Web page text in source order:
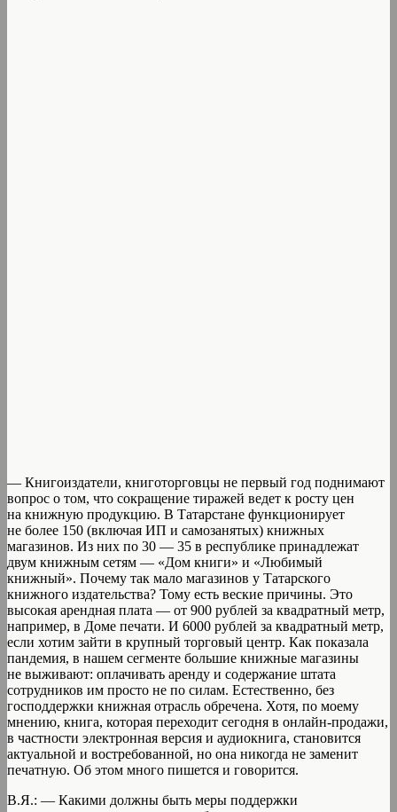
— Книгоиздатели, книготорговцы не первый год поднимают
вопрос о том, что сокращение тиражей ведет к росту цен
на книжную продукцию. В Татарстане функционирует
не более 150 (включая ИП и самозанятых) книжных
магазинов. Из них по 30 — 35 в республике принадлежат
двум книжным сетям — «Дом книги» и «Любимый
книжный». Почему так мало магазинов у Татарского
книжного издательства? Тому есть веские причины. Это
высокая арендная плата — от 900 рублей за квадратный метр,
например, в Доме печати. И 6000 рублей за квадратный метр,
если хотим зайти в крупный торговый центр. Как показала
пандемия, в нашем сегменте большие книжные магазины
не выживают: оплачивать аренду и содержание штата
сотрудников им просто не по силам. Естественно, без
господдержки книжная отрасль обречена. Хотя, по моему
мнению, книга, которая переходит сегодня в онлайн-продажи,
в частности электронная версия и аудиокнига, становится
актуальной и востребованной, но она никогда не заменит
печатную. Об этом много пишется и говорится.
В.Я.: — Какими должны быть меры поддержки